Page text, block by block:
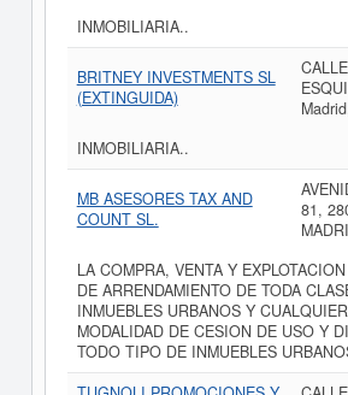
INMOBILIARIA..
BRITNEY INVESTMENTS SL
(EXTINGUIDA)
INMOBILIARIA..
MB ASESORES TAX AND
COUNT SL.
81,
LA COMPRA, VENTA Y
DE ARRENDAMIENTO DE TODA
INMUEBLES URBANOS Y
MODALIDAD DE CESION DE USO Y
TODO TIPO DE INMUEBLES